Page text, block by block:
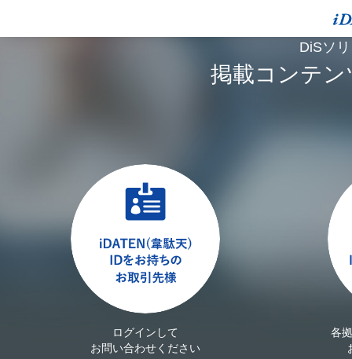
DiSソ
掲載コンテ
ログインして
お問い合わせください
各